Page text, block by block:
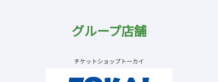
グループ店舗
チケットショップトーカイ